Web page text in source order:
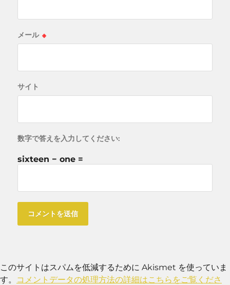
メール ※
サイト
数字で答えを入力してください:
sixteen − one =
このサイトはスパムを低減するために Akismet を使っていま
す。
コメントデータの処理方法の詳細はこちらをご覧くださ